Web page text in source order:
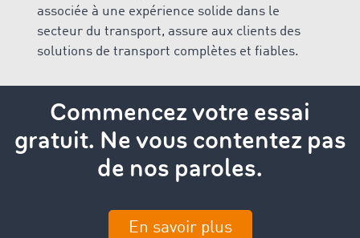
associée à une expérience solide dans le
secteur du transport, assure aux clients des
solutions de transport complètes et fiables.
Commencez votre essai
gratuit. Ne vous contentez pas
de nos paroles.
En savoir plus